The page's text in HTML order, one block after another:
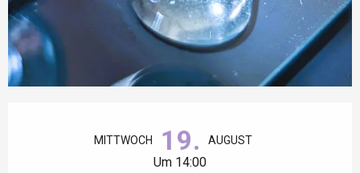
MITTWOCH 19. AUGUST
Um 14:00